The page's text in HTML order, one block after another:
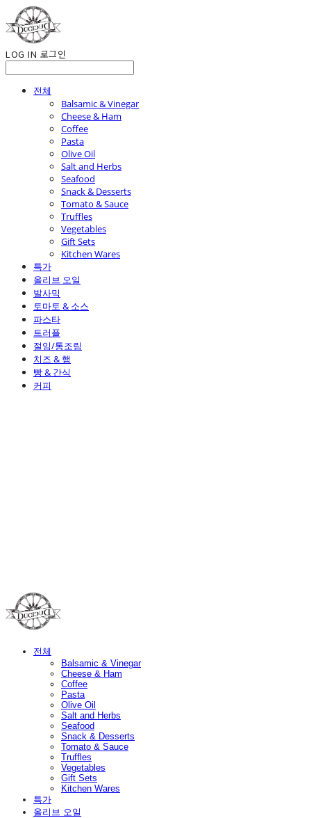
LOG IN 로그인
전체
Balsamic & Vinegar
Cheese & Ham
Coffee
Pasta
Olive Oil
Salt and Herbs
Seafood
Snack & Desserts
Tomato & Sauce
Truffles
Vegetables
Gift Sets
Kitchen Wares
특가
올리브 오일
발사믹
토마토 & 소스
파스타
트러플
절임/통조림
치즈 & 햄
빵 & 간식
커피
전체
Balsamic & Vinegar
Cheese & Ham
Coffee
Pasta
Olive Oil
Salt and Herbs
Seafood
Snack & Desserts
Tomato & Sauce
Truffles
Vegetables
Gift Sets
Kitchen Wares
특가
올리브 오일